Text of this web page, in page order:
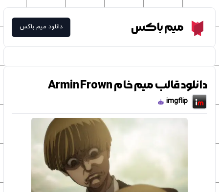
Meme Boxمیم باکس دانلود میم باکس
دانلود قالب میم خام Armin Frown
imgflip